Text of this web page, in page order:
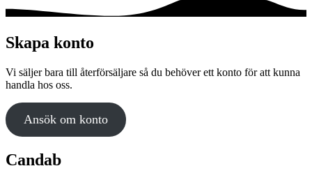
Skapa konto
Vi säljer bara till återförsäljare så du behöver ett konto för att kunna
handla hos oss.
Ansök om konto
Candab